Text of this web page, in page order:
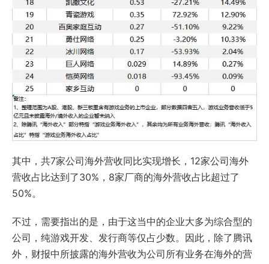
其中，共7家公司海外营收同比实现增长，12家公司海外
营收占比达到了30%，8家厂商的海外营收占比超过了
50%。
不过，需要指出的是，由于这当中的企业大多为综合型的
公司，纯游戏开发、发行商等仅占少数。因此，除了腾讯
外，财报中所披露的海外营收为公司所有业务在海外的营